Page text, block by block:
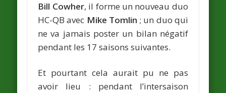
Bill Cowher, il forme un nouveau duo
HC-QB avec Mike Tomlin ; un duo qui
ne va jamais poster un bilan négatif
pendant les 17 saisons suivantes.
Et pourtant cela aurait pu ne pas
avoir lieu : pendant l’intersaison